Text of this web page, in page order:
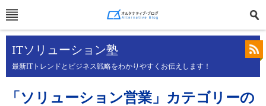
ITソリューション塾
最新ITトレンドとビジネス戦略をわかりやすくお伝えします！
「ソリューション営業」カテゴリーの